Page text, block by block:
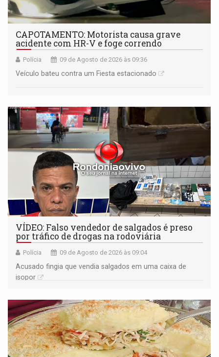
CAPOTAMENTO: Motorista causa grave
acidente com HR-V e foge correndo
Polícia 09 de Agosto de 2026 às 09:36
Veículo bateu contra um Fiesta estacionado
VÍDEO: Falso vendedor de salgados é preso
por tráfico de drogas na rodoviária
Polícia 09 de Agosto de 2026 às 09:04
Acusado fingia que vendia salgados em uma caixa de
isopor